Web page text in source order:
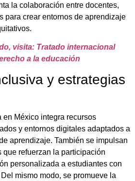
la colaboración entre docentes,
para crear entornos de aprendizaje
visita: Tratado internacional
a la educación
y estrategias
en México integra recursos
y entornos digitales adaptados a
aprendizaje. También se impulsan
que refuerzan la participación
personalizada a estudiantes con
mismo modo, se promueve la